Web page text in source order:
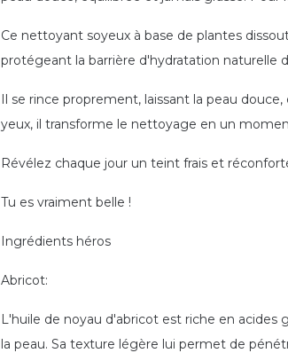
Ce nettoyant soyeux à base de plantes
protégeant la barrière d'hydratation naturelle
Il se rince proprement, laissant la peau
yeux, il transforme le nettoyage en un
Révélez chaque jour un teint frais et
Tu es vraiment belle !
Ingrédients héros
Abricot:
L'huile de noyau d'abricot est riche en acides
la peau. Sa texture légère lui permet de